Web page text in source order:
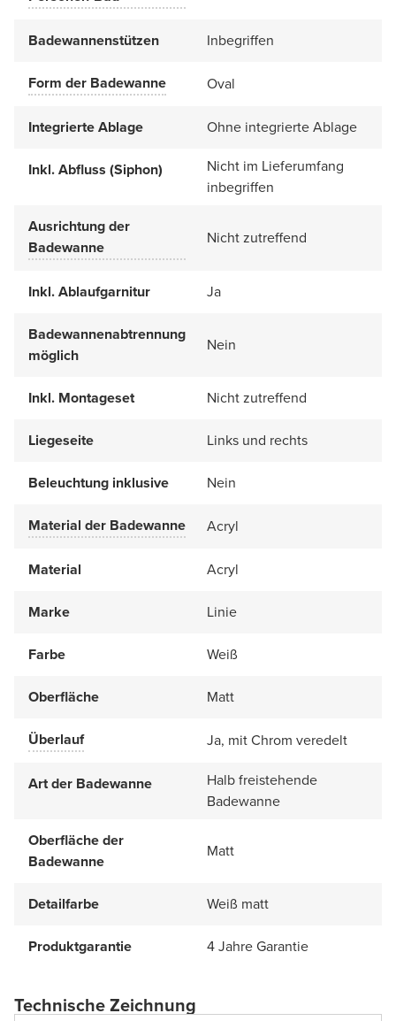
Badewannenstützen Inbegriffen
Form der Badewanne Oval
Integrierte Ablage Ohne integrierte Ablage
Inkl. Abfluss (Siphon)
Nicht im Lieferumfang
inbegriffen
Ausrichtung der
Badewanne
Nicht zutreffend
Inkl. Ablaufgarnitur Ja
Badewannenabtrennung
möglich
Nein
Inkl. Montageset Nicht zutreffend
Liegeseite Links und rechts
Beleuchtung inklusive Nein
Material der Badewanne Acryl
Material Acryl
Marke Linie
Farbe Weiß
Oberfläche Matt
Überlauf Ja, mit Chrom veredelt
Art der Badewanne
Halb freistehende
Badewanne
Oberfläche der
Badewanne
Matt
Detailfarbe Weiß matt
Produktgarantie 4 Jahre Garantie
Technische Zeichnung